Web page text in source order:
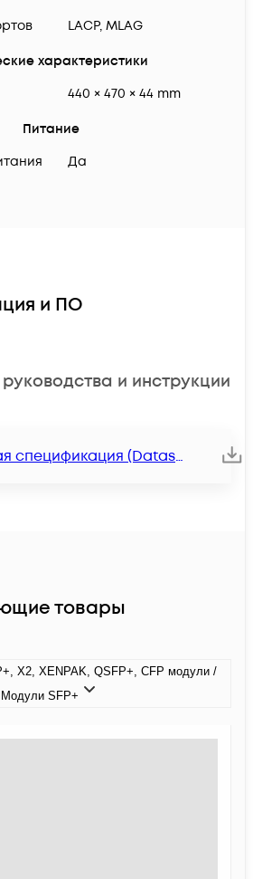
LACP, MLAG
характеристики
440 × 470 × 44 mm
Питание
Да
и ПО
и инструкции
Техническая спецификация (Datasheet)
товары
X2, XENPAK, QSFP+, CFP модули /
Модули SFP+